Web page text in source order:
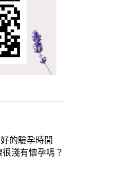
的驗孕時間
淺有懷孕嗎？